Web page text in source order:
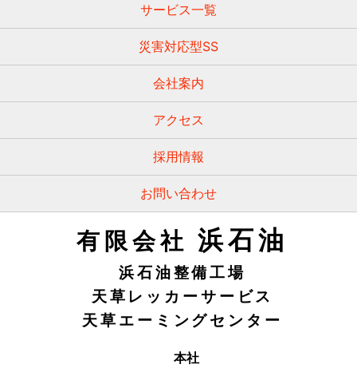
サービス一覧
災害対応型SS
会社案内
アクセス
採用情報
お問い合わせ
有限会社浜石油
浜石油整備工場
天草レッカーサービス
天草エーミングセンター
本社